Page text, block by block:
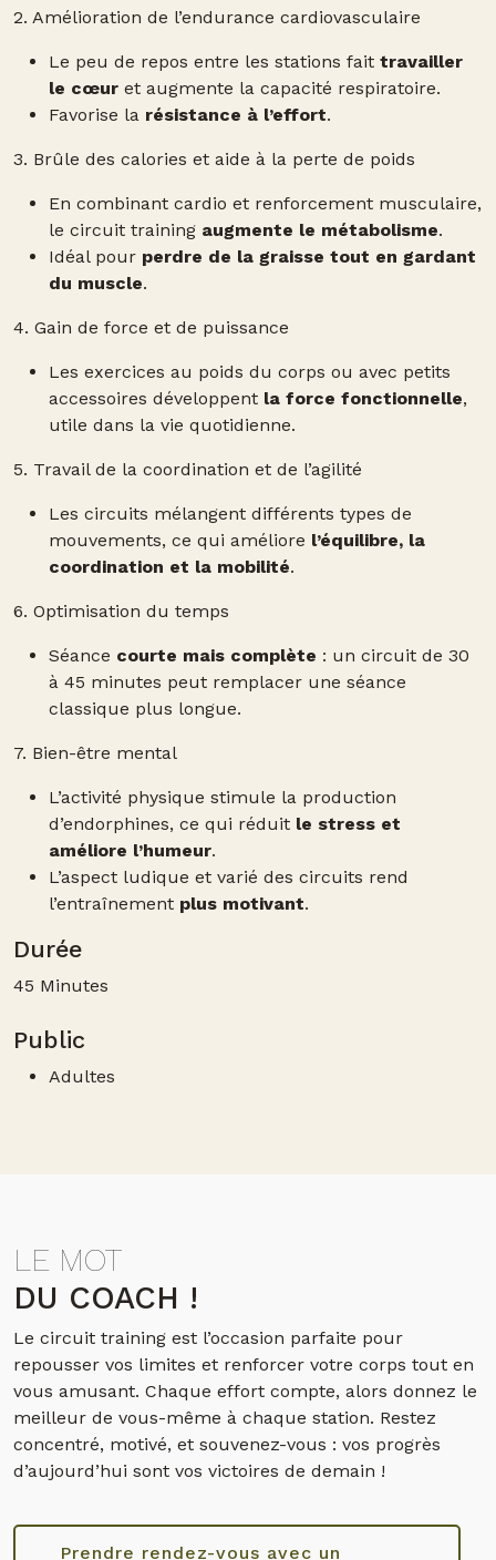
2. Amélioration de l’endurance cardiovasculaire
Le peu de repos entre les stations fait travailler
le cœur et augmente la capacité respiratoire.
Favorise la résistance à l’effort.
3. Brûle des calories et aide à la perte de poids
En combinant cardio et renforcement musculaire,
le circuit training augmente le métabolisme.
Idéal pour perdre de la graisse tout en gardant
du muscle.
4. Gain de force et de puissance
Les exercices au poids du corps ou avec petits
accessoires développent la force fonctionnelle,
utile dans la vie quotidienne.
5. Travail de la coordination et de l’agilité
Les circuits mélangent différents types de
mouvements, ce qui améliore l’équilibre, la
coordination et la mobilité.
6. Optimisation du temps
Séance courte mais complète : un circuit de 30
à 45 minutes peut remplacer une séance
classique plus longue.
7. Bien-être mental
L’activité physique stimule la production
d’endorphines, ce qui réduit le stress et
améliore l’humeur.
L’aspect ludique et varié des circuits rend
l’entraînement plus motivant.
Durée
45 Minutes
Public
Adultes
LE MOT
DU COACH !
Le circuit training est l’occasion parfaite pour
repousser vos limites et renforcer votre corps tout en
vous amusant. Chaque effort compte, alors donnez le
meilleur de vous-même à chaque station. Restez
concentré, motivé, et souvenez-vous : vos progrès
d’aujourd’hui sont vos victoires de demain !
Prendre rendez-vous avec un